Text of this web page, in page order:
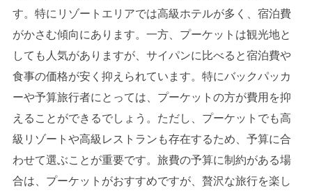
す。特にリゾートエリアでは高級ホテルが多く、宿泊費
がかさむ傾向にあります。一方、プーケットは観光地と
しても人気がありますが、サイパンに比べると宿泊費や
食事の価格が安く抑えられています。特にバックパッカ
ーや予算旅行者にとっては、プーケットの方が費用を抑
えることができるでしょう。ただし、プーケットでも高
級リゾートや高級レストランも存在するため、予算に合
わせて選ぶことが重要です。旅費の予算に制約がある場
合は、プーケットがおすすめですが、贅沢な旅行を楽し